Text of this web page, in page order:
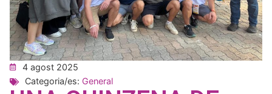
4 agost 2025
Categoria/es: General